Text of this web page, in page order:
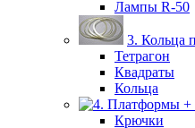
Лампы R-50
3. Кольца
Тетрагон
Квадраты
Кольца
Крючки